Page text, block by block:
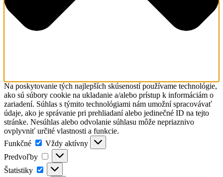
Na poskytovanie tých najlepších skúseností používame technológie,
ako sú súbory cookie na ukladanie a/alebo prístup k informáciám o
zariadení. Súhlas s týmito technológiami nám umožní spracovávať
údaje, ako je správanie pri prehliadaní alebo jedinečné ID na tejto
stránke. Nesúhlas alebo odvolanie súhlasu môže nepriaznivo
ovplyvniť určité vlastnosti a funkcie.
Funkčné
Vždy aktívny
Predvoľby
Štatistiky